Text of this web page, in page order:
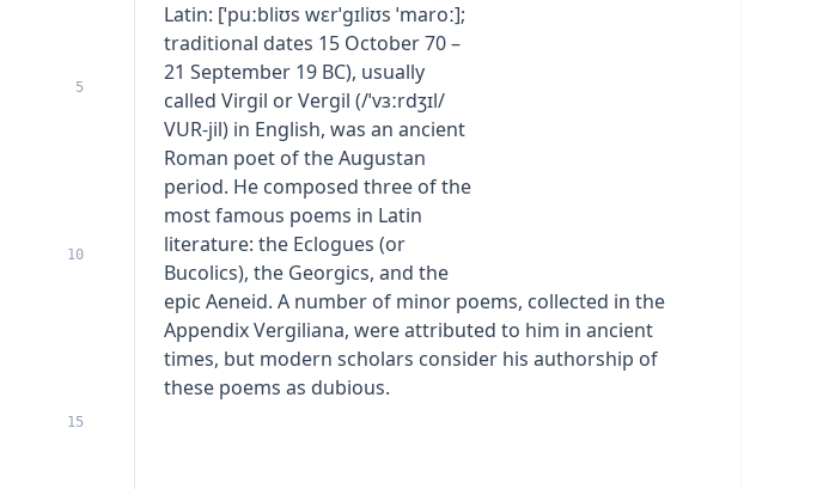
5
10
15
Latin: [ˈpuːbliʊs wɛrˈɡɪliʊs ˈmaroː];
traditional dates 15 October 70 –
21 September 19 BC), usually
called Virgil or Vergil (/ˈvɜːrdʒɪl/
VUR-jil) in English, was an ancient
Roman poet of the Augustan
period. He composed three of the
most famous poems in Latin
literature: the Eclogues (or
Bucolics), the Georgics, and the
epic Aeneid. A number of minor poems, collected in the
Appendix Vergiliana, were attributed to him in ancient
times, but modern scholars consider his authorship of
these poems as dubious.